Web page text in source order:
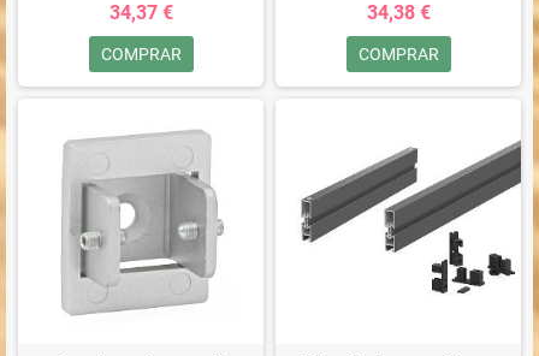
34,37 €
COMPRAR
34,38 €
COMPRAR